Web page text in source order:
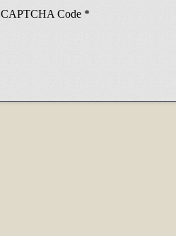
CAPTCHA Code *